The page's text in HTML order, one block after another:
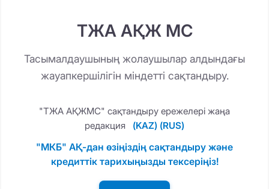
ТЖА АҚЖ МС
Тасымалдаушының жолаушылар алдындағы
жауапкершілігін міндетті сақтандыру.
"ТЖА АҚЖМС" сақтандыру ережелері жаңа
редакция
(KAZ) (RUS)
"МКБ" АҚ-дан өзіңіздің сақтандыру және
кредиттік тарихыңызды тексеріңіз!